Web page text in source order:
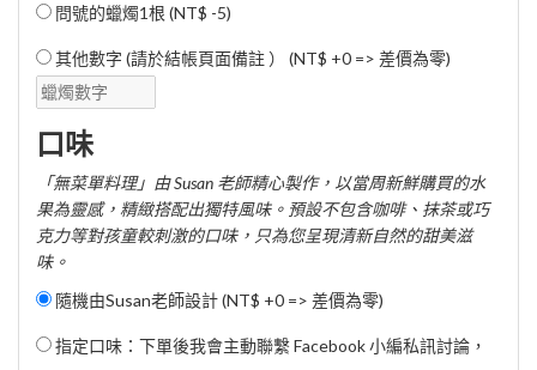
問號的蠟燭1根 (NT$ -5)
其他數字 (請於結帳頁面備註 ） (NT$ +0 => 差價為零)
口味
「無菜單料理」由 Susan 老師精心製作，以當周新鮮購買的水
果為靈感，精緻搭配出獨特風味。預設不包含咖啡、抹茶或巧
克力等對孩童較刺激的口味，只為您呈現清新自然的甜美滋
味。
隨機由Susan老師設計 (NT$ +0 => 差價為零)
指定口味：下單後我會主動聯繫 Facebook 小編私訊討論，